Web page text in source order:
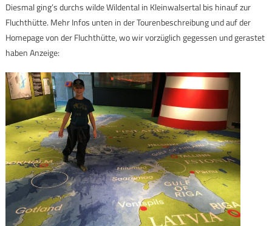
Diesmal ging’s durchs wilde Wildental in Kleinwalsertal bis hinauf zur
Fluchthütte. Mehr Infos unten in der Tourenbeschreibung und auf der
Homepage von der Fluchthütte, wo wir vorzüglich gegessen und gerastet
haben Anzeige: